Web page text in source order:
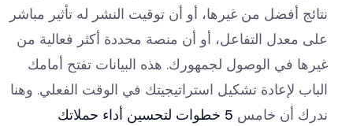
نتائج أفضل من غيرها، أو أن توقيت النشر له تأثير مباشر
على معدل التفاعل، أو أن منصة محددة أكثر فعالية من
غيرها في الوصول لجمهورك. هذه البيانات تفتح أمامك
الباب لإعادة تشكيل استراتيجيتك في الوقت الفعلي. وهنا
ندرك أن خامس
5 خطوات لتحسين أداء حملاتك